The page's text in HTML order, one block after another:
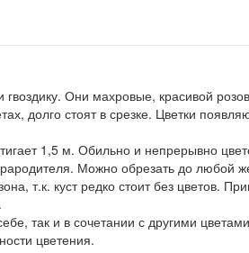
Они махровые, красивой
долго стоят в срезке. Цветки
1,5 м. Обильно и непрерывно
Можно обрезать до любой
т.к. куст редко стоит без цветов.
так и в сочетании с другими
цветения.